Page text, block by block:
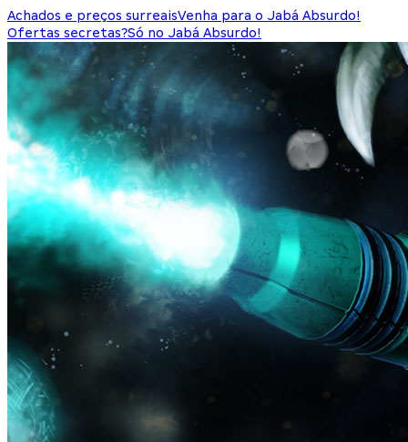
Achados e preços surreaisVenha para o Jabá Absurdo!
Ofertas secretas?Só no Jabá Absurdo!